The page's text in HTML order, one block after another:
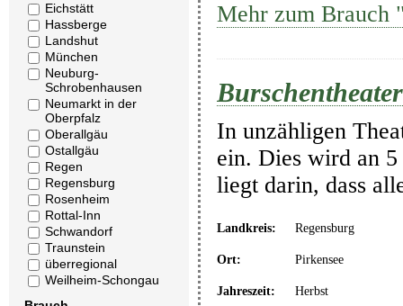
Eichstätt
Hassberge
Landshut
München
Neuburg-
Schrobenhausen
Neumarkt in der
Oberpfalz
Oberallgäu
Ostallgäu
Regen
Regensburg
Rosenheim
Rottal-Inn
Schwandorf
Traunstein
überregional
Weilheim-Schongau
Mehr zum Brauch
Burschentheater
In unzähligen
ein. Dies wird an
liegt darin, dass
Landkreis: Regensburg
Ort: Pirkensee
Jahreszeit: Herbst